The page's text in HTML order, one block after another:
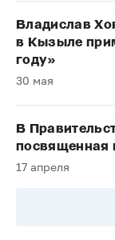
Владислав
в Кызыле
году»
30 мая
В
посвященная
17 апреля